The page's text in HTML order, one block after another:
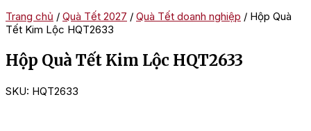
Trang chủ / Quà Tết 2027 / Quà Tết doanh nghiệp / Hộp Quà
Tết Kim Lộc HQT2633
Hộp Quà Tết Kim Lộc HQT2633
SKU: HQT2633